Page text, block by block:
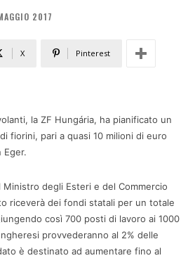
2017
X Pinterest
la ZF Hungária, ha pianificato un
fiorini, pari a quasi 10 milioni di euro
Eger.
degli Esteri e del Commercio
riceverà dei fondi statali per un totale
così 700 posti di lavoro ai 1000
provvederanno al 2% delle
è destinato ad aumentare fino al